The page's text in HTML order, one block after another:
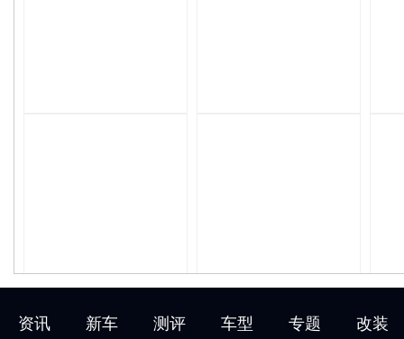
资讯 新车 测评 车型 专题 改装